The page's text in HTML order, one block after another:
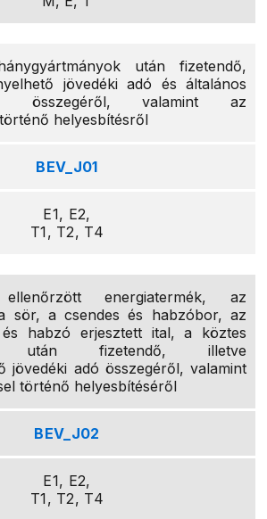
után fizetendő,
jövedéki adó és általános
összegéről, valamint az
helyesbítésről
BEV_J01
E1, E2,
T1, T2, T4
energiatermék, az
sör, a csendes és habzóbor, az
habzó erjesztett ital, a köztes
után fizetendő, illetve
jövedéki adó összegéről, valamint
történő helyesbítéséről
BEV_J02
E1, E2,
T1, T2, T4